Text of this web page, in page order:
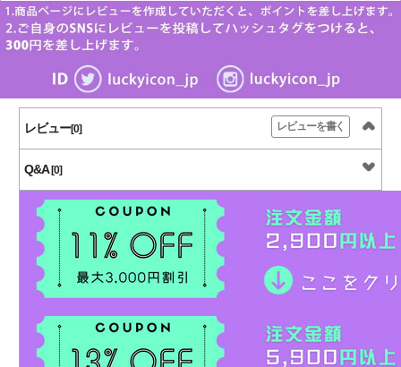
レビュー[0] レビューを書く
Q&A [0]